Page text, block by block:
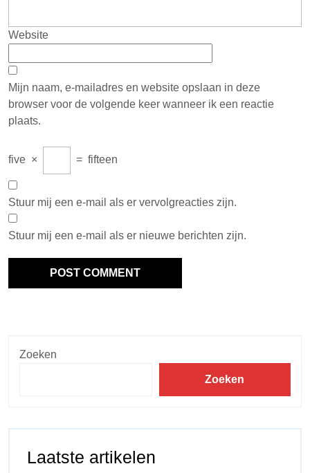
Website
Mijn naam, e-mailadres en website opslaan in deze
browser voor de volgende keer wanneer ik een reactie
plaats.
five × = fifteen
Stuur mij een e-mail als er vervolgreacties zijn.
Stuur mij een e-mail als er nieuwe berichten zijn.
Zoeken
Zoeken
Laatste artikelen